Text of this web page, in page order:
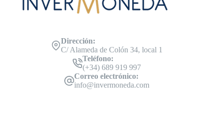
Dirección:
C/ Alameda de Colón 34, local 1
Teléfono:
(+34) 689 919 997
Correo electrónico:
info@invermoneda.com